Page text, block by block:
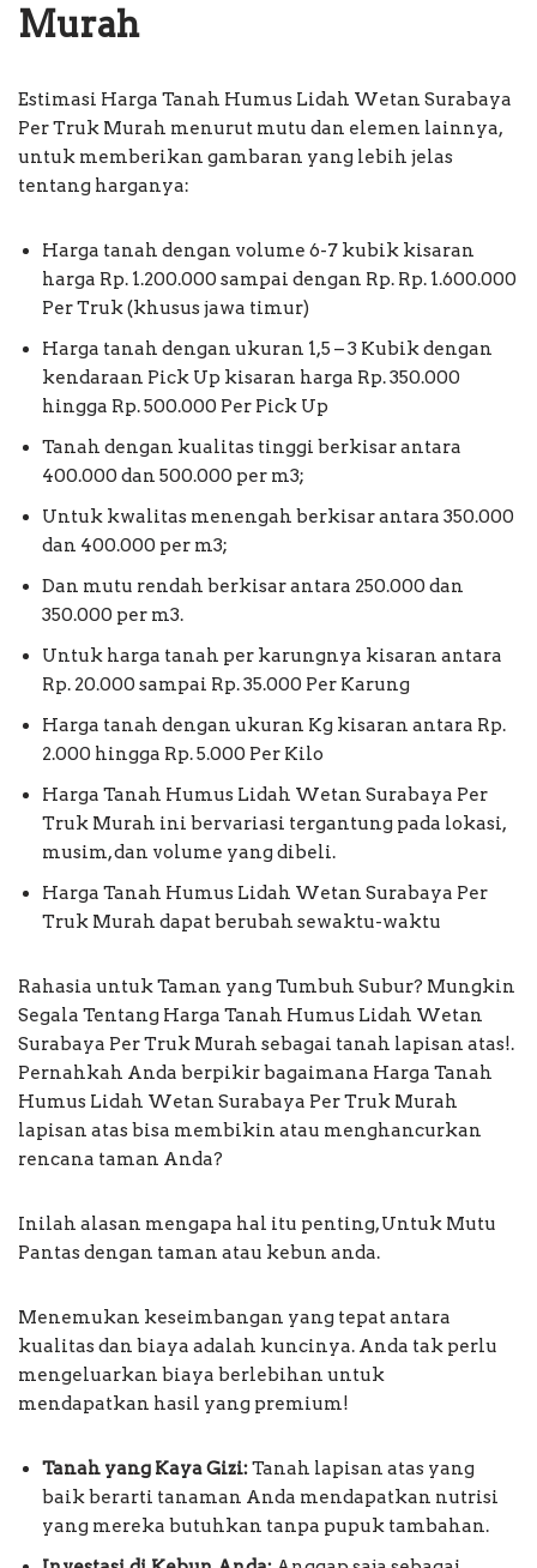
Murah
Estimasi Harga Tanah Humus Lidah Wetan Surabaya
Per Truk Murah menurut mutu dan elemen lainnya,
untuk memberikan gambaran yang lebih jelas
tentang harganya:
Harga tanah dengan volume 6-7 kubik kisaran
harga Rp. 1.200.000 sampai dengan Rp. Rp. 1.600.000
Per Truk (khusus jawa timur)
Harga tanah dengan ukuran 1,5 – 3 Kubik dengan
kendaraan Pick Up kisaran harga Rp. 350.000
hingga Rp. 500.000 Per Pick Up
Tanah dengan kualitas tinggi berkisar antara
400.000 dan 500.000 per m3;
Untuk kwalitas menengah berkisar antara 350.000
dan 400.000 per m3;
Dan mutu rendah berkisar antara 250.000 dan
350.000 per m3.
Untuk harga tanah per karungnya kisaran antara
Rp. 20.000 sampai Rp. 35.000 Per Karung
Harga tanah dengan ukuran Kg kisaran antara Rp.
2.000 hingga Rp. 5.000 Per Kilo
Harga Tanah Humus Lidah Wetan Surabaya Per
Truk Murah ini bervariasi tergantung pada lokasi,
musim, dan volume yang dibeli.
Harga Tanah Humus Lidah Wetan Surabaya Per
Truk Murah dapat berubah sewaktu-waktu
Rahasia untuk Taman yang Tumbuh Subur? Mungkin
Segala Tentang Harga Tanah Humus Lidah Wetan
Surabaya Per Truk Murah sebagai tanah lapisan atas!.
Pernahkah Anda berpikir bagaimana Harga Tanah
Humus Lidah Wetan Surabaya Per Truk Murah
lapisan atas bisa membikin atau menghancurkan
rencana taman Anda?
Inilah alasan mengapa hal itu penting, Untuk Mutu
Pantas dengan taman atau kebun anda.
Menemukan keseimbangan yang tepat antara
kualitas dan biaya adalah kuncinya. Anda tak perlu
mengeluarkan biaya berlebihan untuk
mendapatkan hasil yang premium!
Tanah yang Kaya Gizi:Tanah lapisan atas yang
baik berarti tanaman Anda mendapatkan nutrisi
yang mereka butuhkan tanpa pupuk tambahan.